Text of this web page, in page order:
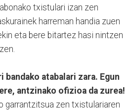
txistulari izan zen
harreman handia zuen
eta bere bitartez hasi nintzen
atabalari zara. Egun
antzinako ofizioa da zurea!
garrantzitsua zen txistulariaren